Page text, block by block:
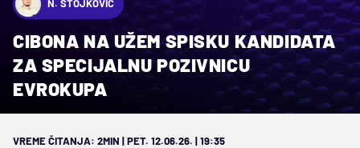
N. STOJKOVIĆ
CIBONA NA UŽEM SPISKU KANDIDATA
ZA SPECIJALNU POZIVNICU
EVROKUPA
VREME ČITANJA: 2MIN | PET. 12.06.26. | 19:35